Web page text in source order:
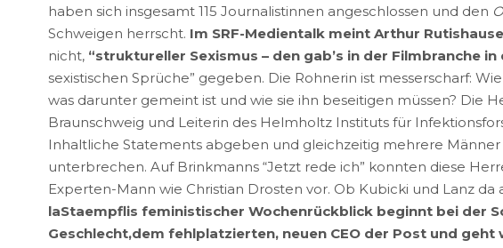
haben sich insgesamt 115 Journalistinnen angeschlossen und den
Schweigen herrscht. Im SRF-Medientalk meint Arthur
nicht, “struktureller Sexismus – den gab’s in der Filmbranche
sexistischen Sprüche” gegeben. Die Rohnerin ist messerscharf:
was darunter gemeint ist und wie sie ihn beseitigen müssen? Die
Braunschweig und Leiterin des Helmholtz Instituts für
Inhaltliche Statements abgeben und gleichzeitig mehrere
unterbrechen. Auf Brinkmanns “Jetzt rede ich” konnten diese
Experten-Mann wie Christian Drosten vor. Ob Kubicki und Lanz
laStaempflis feministischer Wochenrückblick beginnt bei der
Geschlecht,dem fehlplatzierten, neuen CEO der Post und